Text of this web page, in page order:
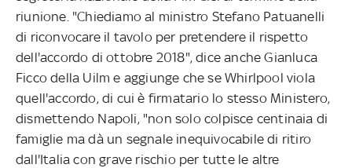
riunione. "Chiediamo al ministro Stefano Patuanelli
di riconvocare il tavolo per pretendere il rispetto
dell'accordo di ottobre 2018", dice anche Gianluca
Ficco della Uilm e aggiunge che se Whirlpool viola
quell'accordo, di cui è firmatario lo stesso Ministero,
dismettendo Napoli, "non solo colpisce centinaia di
famiglie ma dà un segnale inequivocabile di ritiro
dall'Italia con grave rischio per tutte le altre